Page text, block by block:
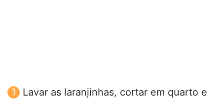
Lavar as laranjinhas, cortar em quarto e